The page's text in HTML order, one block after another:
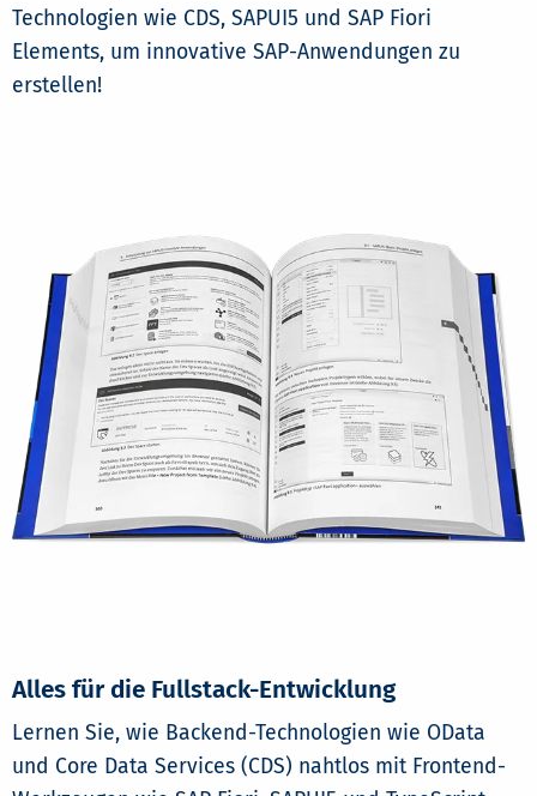
Technologien wie CDS, SAPUI5 und SAP Fiori
Elements, um innovative SAP-Anwendungen zu
erstellen!
Alles für die Fullstack-Entwicklung
Lernen Sie, wie Backend-Technologien wie OData
und Core Data Services (CDS) nahtlos mit Frontend-